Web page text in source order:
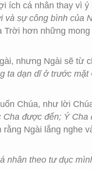
ích cá nhân thay vì ý
sự công bình của
hơn những mong
nhưng Ngài sẽ từ
ta dạn dĩ ở trước
Chúa, như lời
được đến; Ý Cha
Ngài lắng nghe
nhân theo tư dục